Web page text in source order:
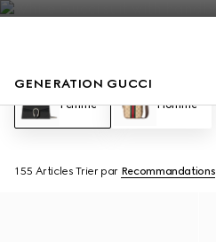
GENERATION GUCCI
Femme Homme
155 Articles Trier par Recommandations